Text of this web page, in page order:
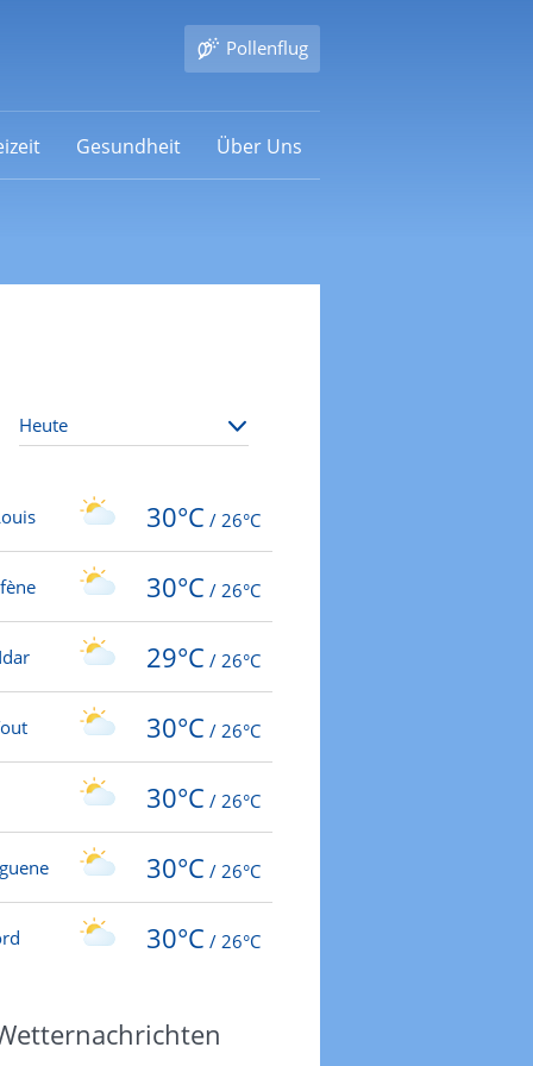
Pollenflug
Gesundheit Über Uns
30°C / 26°C
30°C / 26°C
29°C / 26°C
30°C / 26°C
30°C / 26°C
30°C / 26°C
30°C / 26°C